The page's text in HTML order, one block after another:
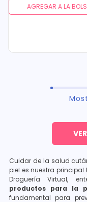
AGREGAR A LA
Cuidar de la salud
piel es nuestra principal
Droguería Virtual,
productos para la
fundamental para